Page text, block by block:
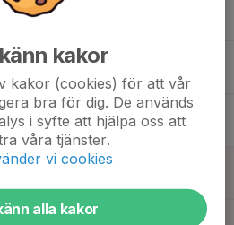
kakor
kakor (cookies) för att vår
bra för dig. De används
i syfte att hjälpa oss att
våra tjänster.
vi cookies
alla kakor